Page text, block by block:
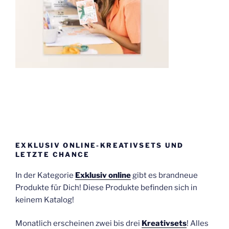
EXKLUSIV ONLINE-KREATIVSETS UND
LETZTE CHANCE
In der Kategorie Exklusiv onlinegibt es brandneue
Produkte für Dich! Diese Produkte befinden sich in
keinem Katalog!
Monatlich erscheinen zwei bis drei Kreativsets! Alles